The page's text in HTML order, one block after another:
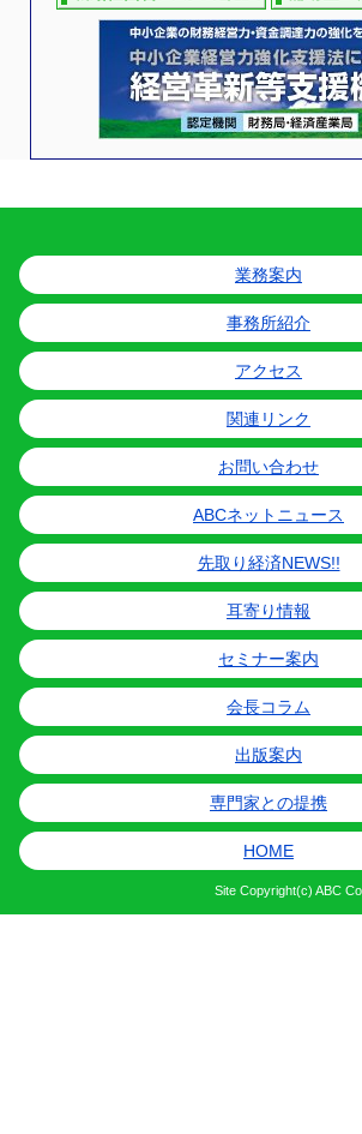
業務案内
事務所紹介
アクセス
関連リンク
お問い合わせ
ABCネットニュース
先取り経済NEWS!!
耳寄り情報
セミナー案内
会長コラム
出版案内
専門家との提携
HOME
Site Copyright(c) ABC